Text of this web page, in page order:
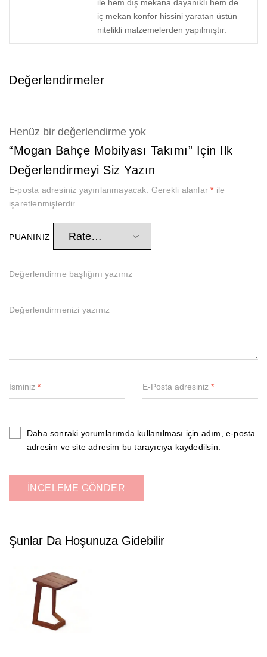
ile hem dış mekana dayanıklı hem de
iç mekan konfor hissini yaratan üstün
nitelikli malzemelerden yapılmıştır.
Değerlendirmeler
Henüz bir değerlendirme yok
“Mogan Bahçe Mobilyası Takımı” Için Ilk
Değerlendirmeyi Siz Yazın
E-posta adresiniz yayınlanmayacak. Gerekli alanlar* ile
işaretlenmişlerdir
PUANINIZ
İsminiz * E-Posta adresiniz *
Daha sonraki yorumlarımda kullanılması için adım, e-posta
adresim ve site adresim bu tarayıcıya kaydedilsin.
Şunlar Da Hoşunuza Gidebilir